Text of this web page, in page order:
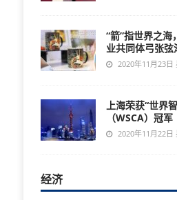
“箭”指世界之海
业共同体弓张弦
2020年11月23日
上海荣获“世界
（WSCA）冠军
2020年11月22日
经济